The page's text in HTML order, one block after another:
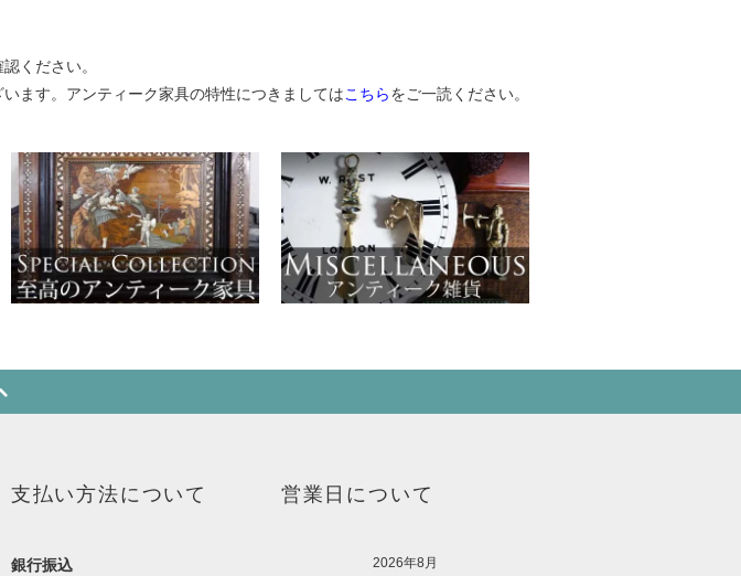
ください。
ます。アンティーク家具の特性につきましてはこちらをご一読ください。
支払い方法について
銀行振込
営業日について
2026年8月